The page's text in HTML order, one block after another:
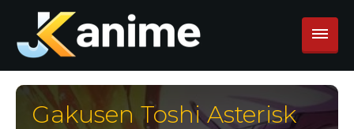
Gakusen Toshi Asterisk